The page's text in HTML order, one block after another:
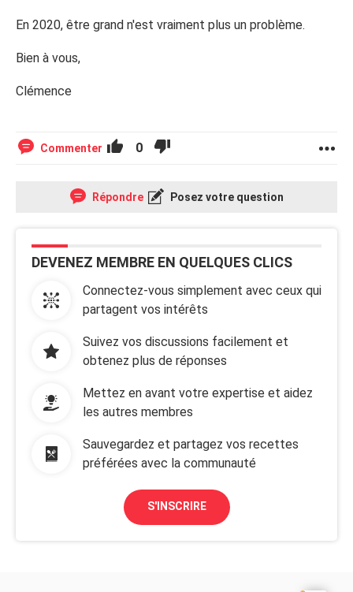
En 2020, être grand n'est vraiment plus un problème.
Bien à vous,
Clémence
Commenter 0
Répondre Posez votre question
DEVENEZ MEMBRE EN QUELQUES CLICS
Connectez-vous simplement avec ceux qui
partagent vos intérêts
Suivez vos discussions facilement et
obtenez plus de réponses
Mettez en avant votre expertise et aidez
les autres membres
Sauvegardez et partagez vos recettes
préférées avec la communauté
S'INSCRIRE